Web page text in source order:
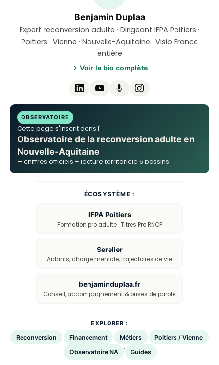
Benjamin Duplaa
Expert reconversion adulte · Dirigeant IFPA Poitiers ·
Poitiers · Vienne · Nouvelle-Aquitaine · Visio France
entière
→ Voir la bio complète
OBSERVATOIRE
Cette page s'inscrit dans l'
Observatoire de la reconversion adulte en
Nouvelle-Aquitaine
— chiffres officiels + lecture territoriale 6 bassins.
ÉCOSYSTÈME :
IFPA Poitiers
Formation pro adulte · Titres Pro RNCP
Serelier
Aidants, charge mentale, trajectoires de vie
benjaminduplaa.fr
Conseil, accompagnement & prises de parole
EXPLORER :
Reconversion · Financement · Métiers · Poitiers / Vienne
· Observatoire NA · Guides